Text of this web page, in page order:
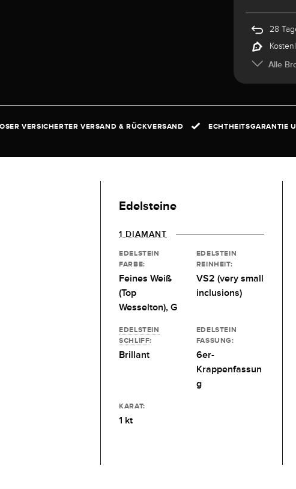
28
Alle
VERSICHERTER VERSAND & RÜCKVERSAND ECHTHEITSGARANTIE
Edelsteine
1 DIAMANT
EDELSTEIN
FARBE:
Feines Weiß
(Top
Wesselton), G
EDELSTEIN
REINHEIT:
VS2 (very small
inclusions)
EDELSTEIN
SCHLIFF:
Brillant
EDELSTEIN
FASSUNG:
6er-
Krappenfassun
g
KARAT:
1 kt